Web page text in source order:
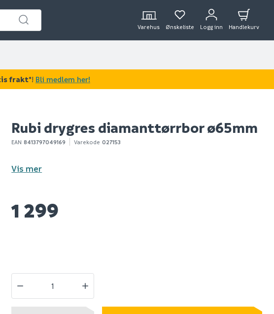
Varehus Ønskeliste Logg inn Handlekurv
Rubi drygres diamanttørrbor ø65mm
EAN 8413797049169 Varekode 027153
Vis mer
1 299
frakt*! Bli medlem her!